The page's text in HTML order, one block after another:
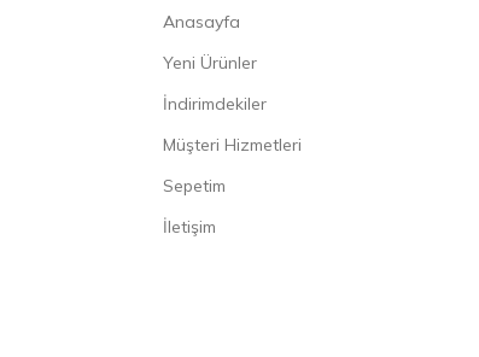
Anasayfa
Yeni Ürünler
İndirimdekiler
Müşteri Hizmetleri
Sepetim
İletişim